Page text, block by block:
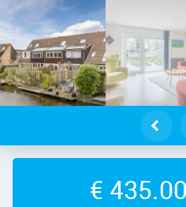
– Dom
€